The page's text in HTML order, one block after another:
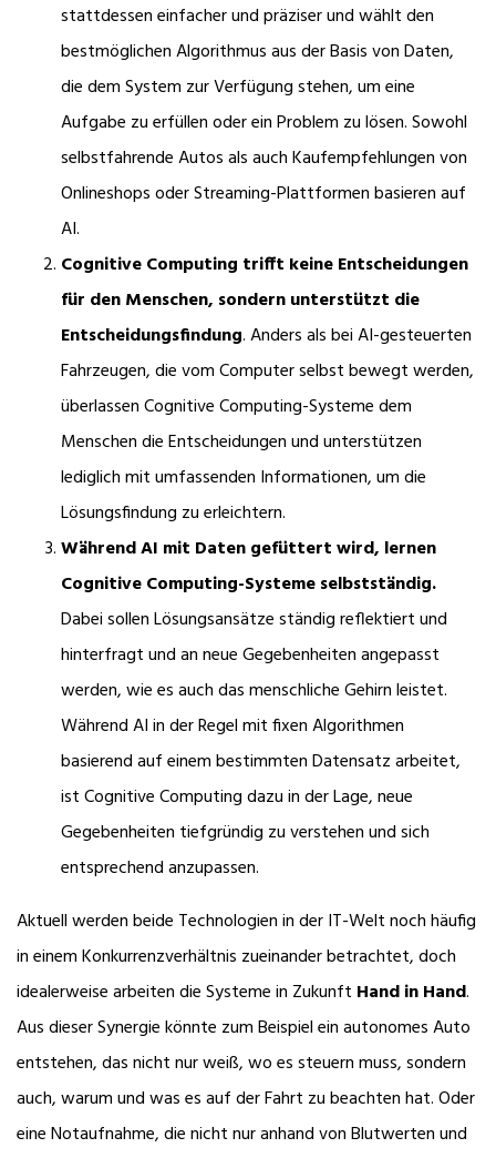
stattdessen einfacher und präziser und wählt den
bestmöglichen Algorithmus aus der Basis von Daten,
die dem System zur Verfügung stehen, um eine
Aufgabe zu erfüllen oder ein Problem zu lösen. Sowohl
selbstfahrende Autos als auch Kaufempfehlungen von
Onlineshops oder Streaming-Plattformen basieren auf
AI.
Cognitive Computing trifft keine Entscheidungen
für den Menschen, sondern unterstützt die
Entscheidungsfindung. Anders als bei AI-gesteuerten
Fahrzeugen, die vom Computer selbst bewegt werden,
überlassen Cognitive Computing-Systeme dem
Menschen die Entscheidungen und unterstützen
lediglich mit umfassenden Informationen, um die
Lösungsfindung zu erleichtern.
Während AI mit Daten gefüttert wird, lernen
Cognitive Computing-Systeme selbstständig.
Dabei sollen Lösungsansätze ständig reflektiert und
hinterfragt und an neue Gegebenheiten angepasst
werden, wie es auch das menschliche Gehirn leistet.
Während AI in der Regel mit fixen Algorithmen
basierend auf einem bestimmten Datensatz arbeitet,
ist Cognitive Computing dazu in der Lage, neue
Gegebenheiten tiefgründig zu verstehen und sich
entsprechend anzupassen.
Aktuell werden beide Technologien in der IT-Welt noch häufig
in einem Konkurrenzverhältnis zueinander betrachtet, doch
idealerweise arbeiten die Systeme in Zukunft Hand in Hand.
Aus dieser Synergie könnte zum Beispiel ein autonomes Auto
entstehen, das nicht nur weiß, wo es steuern muss, sondern
auch, warum und was es auf der Fahrt zu beachten hat. Oder
eine Notaufnahme, die nicht nur anhand von Blutwerten und